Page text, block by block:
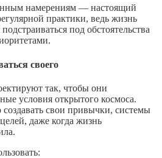
намерениям — настоящий
практики, ведь жизнь
под обстоятельства
своего
так, чтобы они
условия открытого космоса.
свои привычки, системы
даже когда жизнь